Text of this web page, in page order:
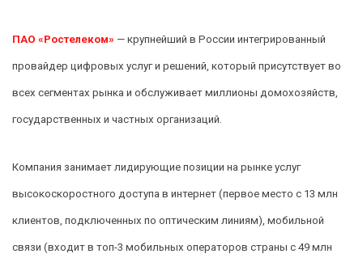
ПАО «Ростелеком» — крупнейший в России интегрированный
провайдер цифровых услуг и решений, который присутствует во
всех сегментах рынка и обслуживает миллионы домохозяйств,
государственных и частных организаций.
Компания занимает лидирующие позиции на рынке услуг
высокоскоростного доступа в интернет (первое место с 13 млн
клиентов, подключенных по оптическим линиям), мобильной
связи (входит в топ-3 мобильных операторов страны с 49 млн